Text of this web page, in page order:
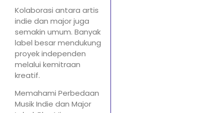
Kolaborasi antara artis
indie dan major juga
semakin umum. Banyak
label besar mendukung
proyek independen
melalui kemitraan
kreatif.
Memahami Perbedaan
Musik Indie dan Major